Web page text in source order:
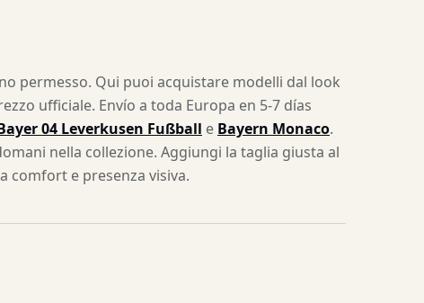
permesso. Qui puoi acquistare modelli dal look
ufficiale. Envío a toda Europa en 5-7 días
04 Leverkusen Fußball e Bayern Monaco.
nella collezione. Aggiungi la taglia giusta al
comfort e presenza visiva.